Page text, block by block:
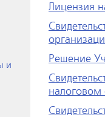
и
Лицензия
Решение
налоговом